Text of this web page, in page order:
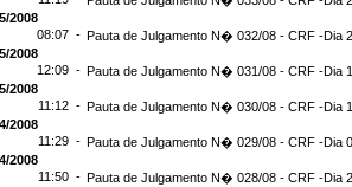
2008
08:07 - Pauta de Julgamento N� 032/08 - CRF -Dia
2008
12:09 - Pauta de Julgamento N� 031/08 - CRF -Dia
2008
11:12 - Pauta de Julgamento N� 030/08 - CRF -Dia
2008
11:29 - Pauta de Julgamento N� 029/08 - CRF -Dia
2008
11:50 - Pauta de Julgamento N� 028/08 - CRF -Dia